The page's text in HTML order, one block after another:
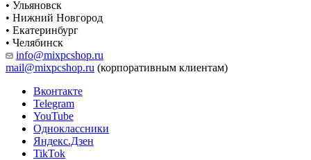
• Ульяновск
• Нижний Новгород
• Екатеринбург
• Челябинск
info@mixpcshop.ru
mail@mixpcshop.ru (корпоративным клиентам)
Вконтакте
Telegram
YouTube
Одноклассники
Яндекс.Дзен
TikTok